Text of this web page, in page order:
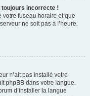
toujours incorrecte !
votre fuseau horaire et que
ne soit pas à l’heure.
n’ait pas installé votre
phpBB dans votre langue.
d’installer la langue